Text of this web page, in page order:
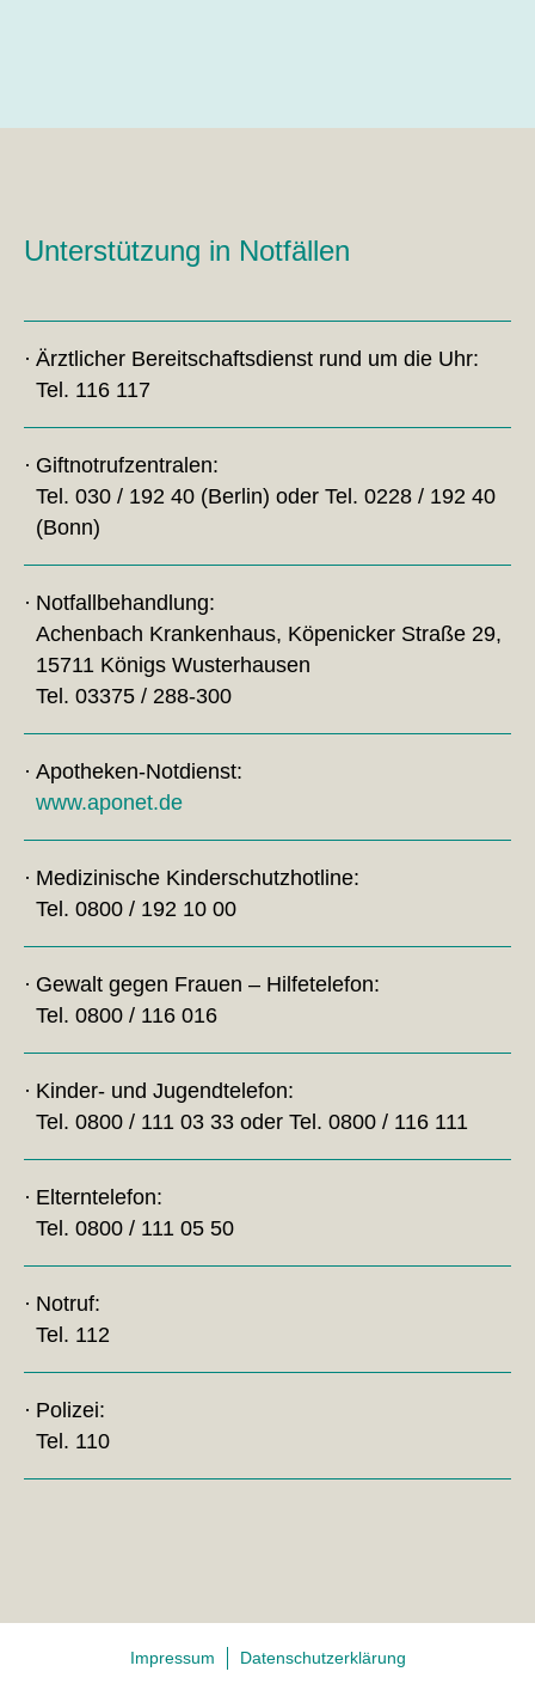
Unterstützung in Notfällen
Ärztlicher Bereitschaftsdienst rund um die Uhr:
Tel. 116 117
Giftnotrufzentralen:
Tel. 030 / 192 40 (Berlin) oder Tel. 0228 / 192 40
(Bonn)
Notfallbehandlung:
Achenbach Krankenhaus, Köpenicker Straße 29,
15711 Königs Wusterhausen
Tel. 03375 / 288-300
Apotheken-Notdienst:
www.aponet.de
Medizinische Kinderschutzhotline:
Tel. 0800 / 192 10 00
Gewalt gegen Frauen – Hilfetelefon:
Tel. 0800 / 116 016
Kinder- und Jugendtelefon:
Tel. 0800 / 111 03 33 oder Tel. 0800 / 116 111
Elterntelefon:
Tel. 0800 / 111 05 50
Notruf:
Tel. 112
Polizei:
Tel. 110
Impressum Datenschutzerklärung